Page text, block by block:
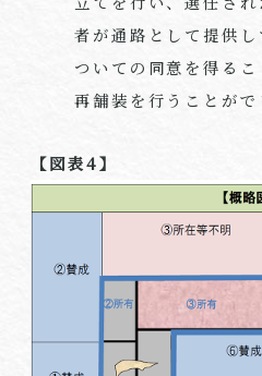
者が通路として提供
ついての同意を得る
再舗装を行うことがで
【図表4】